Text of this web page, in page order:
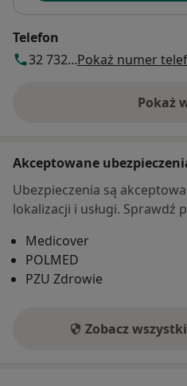
Telefon
32 732...Pokaż numer
Pokaż
Akceptowane
Ubezpieczenia są
lokalizacji i usługi. Sprawdź
Medicover
POLMED
PZU Zdrowie
Zobacz